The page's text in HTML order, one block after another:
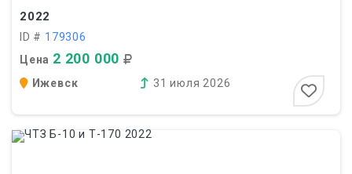
2022
ID # 179306
Цена 2 200 000
Ижевск 31 июля 2026